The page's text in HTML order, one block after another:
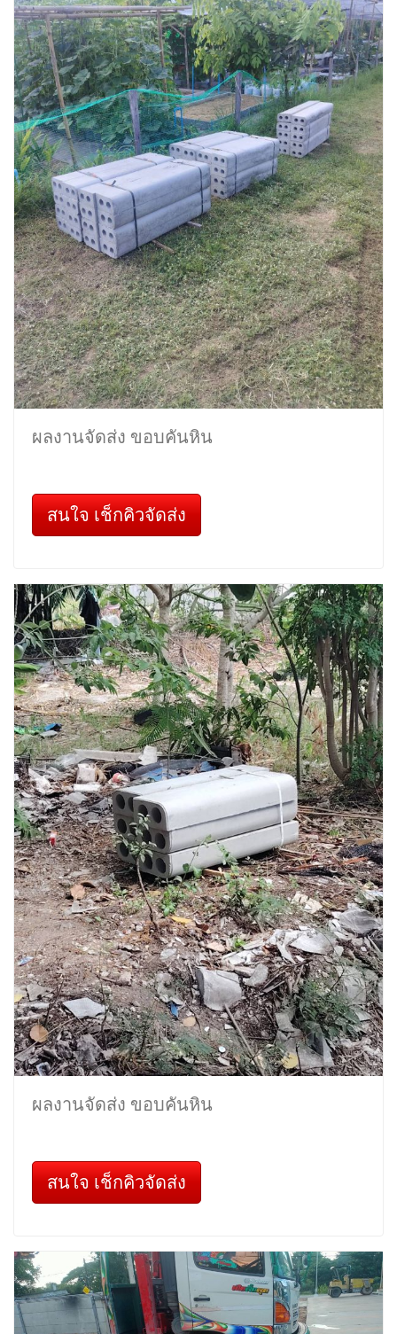
ผลงานจัดส่ง ขอบคันหิน
สนใจ เช็กคิวจัดส่ง
ผลงานจัดส่ง ขอบคันหิน
สนใจ เช็กคิวจัดส่ง